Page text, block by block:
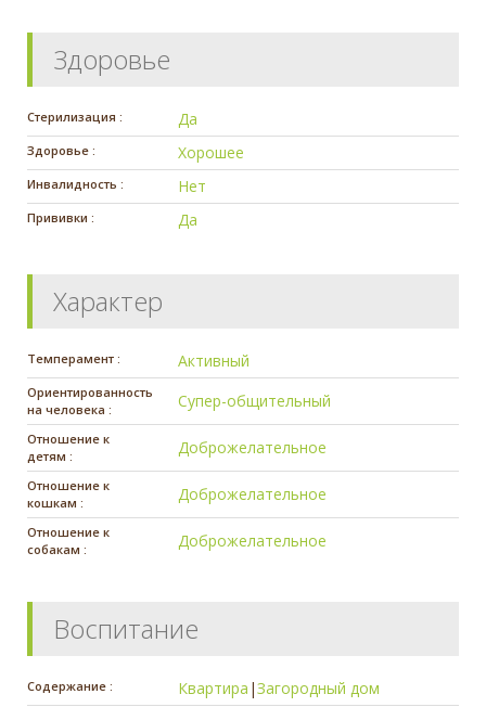
Здоровье
Стерилизация : Да
Здоровье : Хорошее
Инвалидность : Нет
Прививки : Да
Характер
Темперамент : Активный
Ориентированность
на человека :
Супер-общительный
Отношение к
детям :
Доброжелательное
Отношение к
кошкам :
Доброжелательное
Отношение к
собакам :
Доброжелательное
Воспитание
Содержание : Квартира |Загородный дом